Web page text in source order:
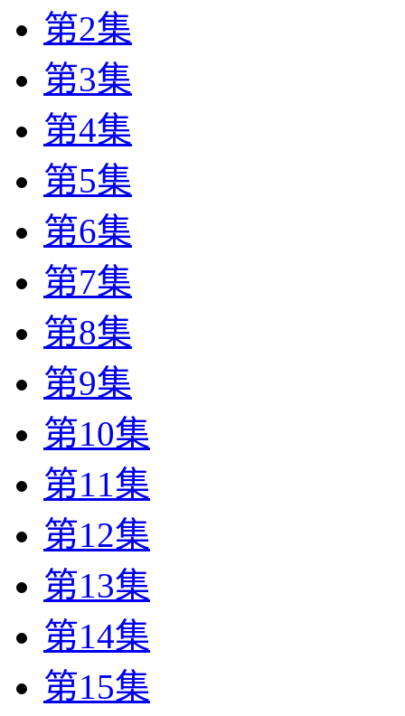
第2集
第3集
第4集
第5集
第6集
第7集
第8集
第9集
第10集
第11集
第12集
第13集
第14集
第15集